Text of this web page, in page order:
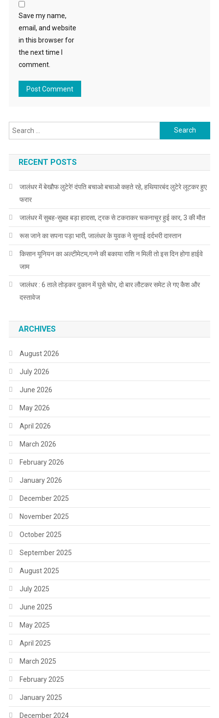
Save my name,
email, and website
in this browser for
the next time I
comment.
Search for:
RECENT POSTS
जालंधर में बेखौफ लुटेरे! दंपति बचाओ बचाओ कहते रहे, हथियारबंद लुटेरे लूटकर हुए
फरार
जालंधर में सुबह-सुबह बड़ा हादसा, ट्रक से टकराकर चकनाचूर हुई कार, 3 की मौत
रूस जाने का सपना पड़ा भारी, जालंधर के युवक ने सुनाई दर्दभरी दास्तान
किसान यूनियन का अल्टीमेटम,गन्ने की बकाया राशि न मिली तो इस दिन होगा हाईवे
जाम
जालंधर : 6 ताले तोड़कर दुकान में घुसे चोर, दो बार लौटकर समेट ले गए कैश और
दस्तावेज
ARCHIVES
August 2026
July 2026
June 2026
May 2026
April 2026
March 2026
February 2026
January 2026
December 2025
November 2025
October 2025
September 2025
August 2025
July 2025
June 2025
May 2025
April 2025
March 2025
February 2025
January 2025
December 2024